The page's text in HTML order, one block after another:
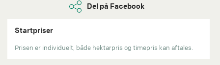
Del på Facebook
Startpriser
Prisen er individuelt, både hektarpris og timepris kan aftales.